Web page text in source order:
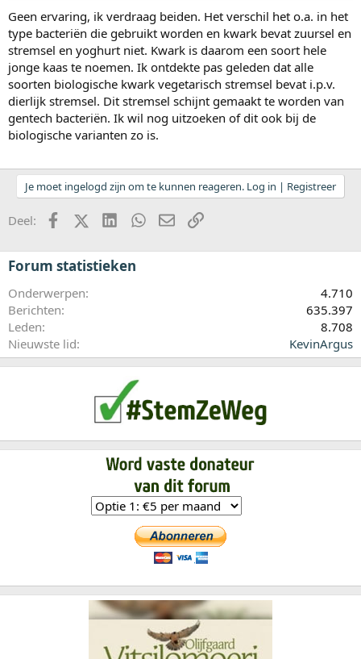
Geen ervaring, ik verdraag beiden. Het verschil het o.a. in het
type bacteriën die gebruikt worden en kwark bevat zuursel en
stremsel en yoghurt niet. Kwark is daarom een soort hele
jonge kaas te noemen. Ik ontdekte pas geleden dat alle
soorten biologische kwark vegetarisch stremsel bevat i.p.v.
dierlijk stremsel. Dit stremsel schijnt gemaakt te worden van
gentech bacteriën. Ik wil nog uitzoeken of dit ook bij de
biologische varianten zo is.
Je moet ingelogd zijn om te kunnen reageren. Log in | Registreer
Deel: FacebookX (Twitter)LinkedInWhatsApp
E-mailkoppeling
Forum statistieken
Onderwerpen
4.710
Berichten
635.397
Leden
8.708
Nieuwste lid
KevinArgus